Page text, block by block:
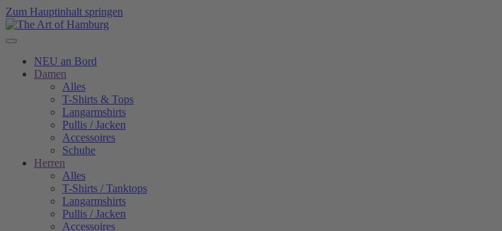
Zum Hauptinhalt springen
NEU an Bord
Damen
Alles
T-Shirts & Tops
Langarmshirts
Pullis / Jacken
Accessoires
Schuhe
Herren
Alles
T-Shirts / Tanktops
Langarmshirts
Pullis / Jacken
Accessoires